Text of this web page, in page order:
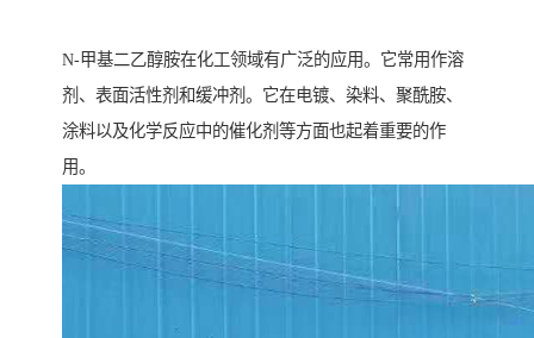
N-甲基二乙醇胺在化工领域有广泛的应用。它常用作溶
剂、表面活性剂和缓冲剂。它在电镀、染料、聚酰胺、
涂料以及化学反应中的催化剂等方面也起着重要的作
用。